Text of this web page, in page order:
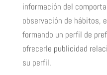
información del
observación de hábitos,
formando un perfil de
ofrecerle publicidad
su perfil.